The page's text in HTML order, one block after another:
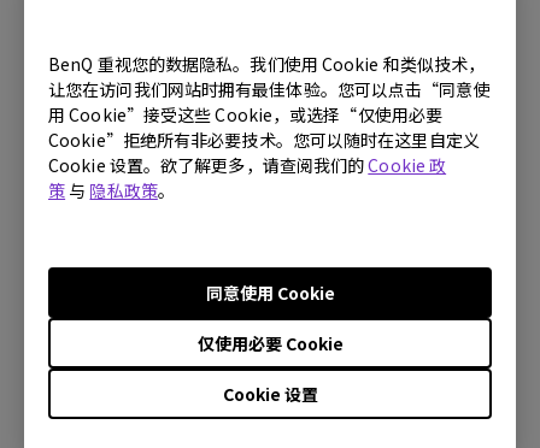
BenQ 重视您的数据隐私。我们使用 Cookie 和类似技术，
让您在访问我们网站时拥有最佳体验。您可以点击“同意使
用 Cookie”接受这些 Cookie，或选择“仅使用必要
Cookie”拒绝所有非必要技术。您可以随时在这里自定义
Cookie 设置。欲了解更多，请查阅我们的Cookie 政
策 与 隐私政策。
Cookie 设置
仅使用必要 Cookie
同意使用 Cookie
操作系统:Windows
OS Version:Window 7/8/10
版本:MP
更新: 2019/08/18
档案大小:9.12 KB
使用上述任何软件，即表示您同意我们的
。